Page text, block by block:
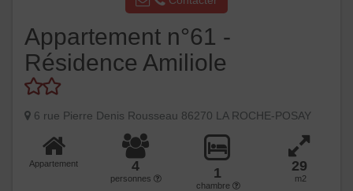
Appartement n°61 -
Résidence Amiliole
6 rue Pierre Denis Rousseau 86270 LA ROCHE-POSAY
Appartement 4
personnes 1
chambre
29
m2